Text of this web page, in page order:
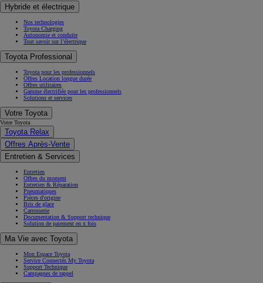
Hybride et électrique
Nos technologies
Toyota Charging
Autonomie et conduite
Tout savoir sur l’électrique
Toyota Professional
Toyota pour les professionnels
Offres Location longue durée
Offres utilitaires
Gamme électrifiée pour les professionnels
Solutions et services
Votre Toyota
Votre Toyota
Toyota Relax
Offres Après-Vente
Entretien & Services
Entretien
Offres du moment
Entretien & Réparation
Pneumatiques
Pièces d'origine
Bris de glace
Carrosserie
Documentation & Support technique
Solution de paiement en x fois
Ma Vie avec Toyota
Mon Espace Toyota
Service Connectés My Toyota
Support Technique
Campagnes de rappel